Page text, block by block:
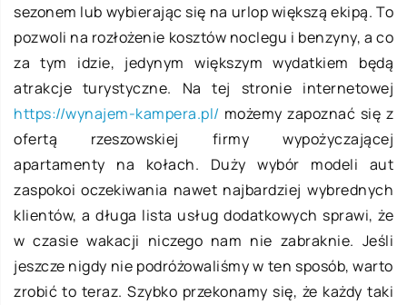
sezonem lub wybierając się na urlop większą ekipą. To
pozwoli na rozłożenie kosztów noclegu i benzyny, a co
za tym idzie, jedynym większym wydatkiem będą
atrakcje turystyczne. Na tej stronie internetowej
https://wynajem-kampera.pl/ możemy zapoznać się z
ofertą rzeszowskiej firmy wypożyczającej
apartamenty na kołach. Duży wybór modeli aut
zaspokoi oczekiwania nawet najbardziej wybrednych
klientów, a długa lista usług dodatkowych sprawi, że
w czasie wakacji niczego nam nie zabraknie. Jeśli
jeszcze nigdy nie podróżowaliśmy w ten sposób, warto
zrobić to teraz. Szybko przekonamy się, że każdy taki